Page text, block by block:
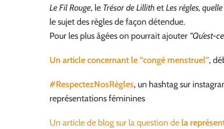
Le Fil Rouge, le Trésor de Lillith etLes règles,
le sujet des règles de façon détendue.
Pour les plus âgées on pourrait ajouter “Qu’est-
Un article concernant le “congé menstruel”,
#RespectezNosRègles, un hashtag sur
représentations féminines
Un article de blog sur la question de la